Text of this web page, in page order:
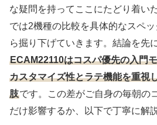
な疑問を持ってここにたどり着い
では2機種の比較を具体的なスペ
ら掘り下げていきます。結論を先
ECAM22110はコスパ優先の入門
カスタマイズ性とラテ機能を重視
肢です。この差がご自身の毎朝の
だけ影響するか、以下で丁寧に解